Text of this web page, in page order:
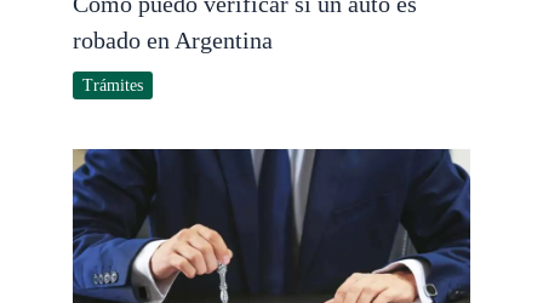
robado en Argentina
Trámites